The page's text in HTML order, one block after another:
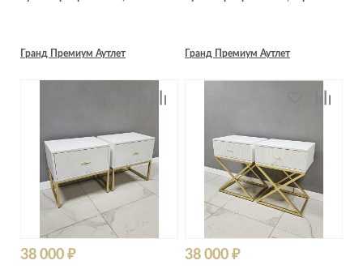
Гранд Премиум Аутлет Гранд Премиум Аутлет
38 000 ₽ 38 000 ₽